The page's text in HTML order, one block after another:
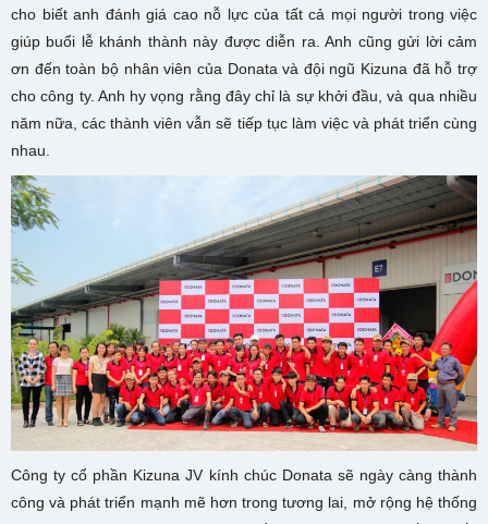
cho biết anh đánh giá cao nỗ lực của tất cả mọi người trong việc
giúp buổi lễ khánh thành này được diễn ra. Anh cũng gửi lời cảm
ơn đến toàn bộ nhân viên của Donata và đội ngũ Kizuna đã hỗ trợ
cho công ty. Anh hy vọng rằng đây chỉ là sự khởi đầu, và qua nhiều
năm nữa, các thành viên vẫn sẽ tiếp tục làm việc và phát triển cùng
nhau.
Công ty cổ phần Kizuna JV kính chúc Donata sẽ ngày càng thành
công và phát triển mạnh mẽ hơn trong tương lai, mở rộng hệ thống